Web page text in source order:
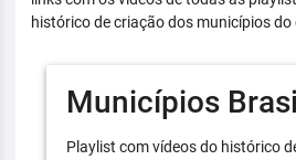
histórico de criação dos municípios
Municípios
Playlist com vídeos do histórico